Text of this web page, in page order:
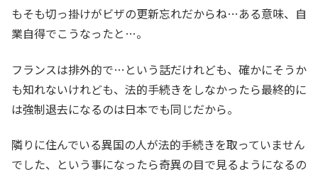
もそも切っ掛けがビザの更新忘れだからね…ある意味、自
業自得でこうなったと…。
フランスは排外的で…という話だけれども、確かにそうか
も知れないけれども、法的手続きをしなかったら最終的に
は強制退去になるのは日本でも同じだから。
隣りに住んでいる異国の人が法的手続きを取っていません
でした、という事になったら奇異の目で見るようになるの